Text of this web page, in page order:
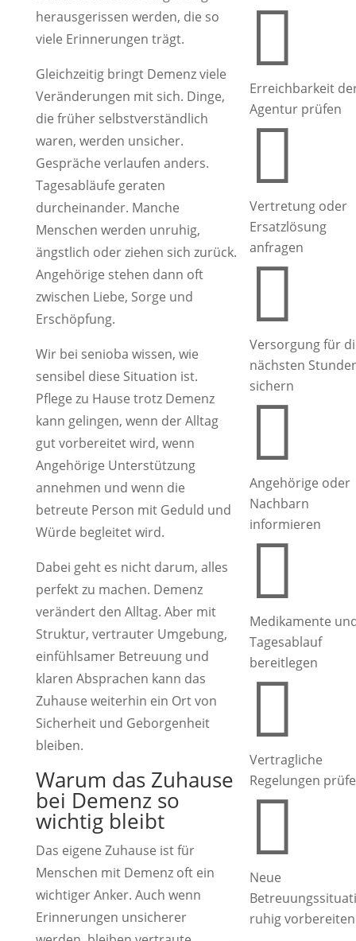
herausgerissen werden, die so
viele Erinnerungen trägt.
Gleichzeitig bringt Demenz viele
Veränderungen mit sich. Dinge,
die früher selbstverständlich
waren, werden unsicher.
Gespräche verlaufen anders.
Tagesabläufe geraten
durcheinander. Manche
Menschen werden unruhig,
ängstlich oder ziehen sich zurück.
Angehörige stehen dann oft
zwischen Liebe, Sorge und
Erschöpfung.
Wir bei senioba wissen, wie
sensibel diese Situation ist.
Pflege zu Hause trotz Demenz
kann gelingen, wenn der Alltag
gut vorbereitet wird, wenn
Angehörige Unterstützung
annehmen und wenn die
betreute Person mit Geduld und
Würde begleitet wird.
Dabei geht es nicht darum, alles
perfekt zu machen. Demenz
verändert den Alltag. Aber mit
Struktur, vertrauter Umgebung,
einfühlsamer Betreuung und
klaren Absprachen kann das
Zuhause weiterhin ein Ort von
Sicherheit und Geborgenheit
bleiben.
Warum das Zuhause
bei Demenz so
wichtig bleibt
Das eigene Zuhause ist für
Menschen mit Demenz oft ein
wichtiger Anker. Auch wenn
Erinnerungen unsicherer

Erreichbarkeit
Agentur prüfen

Vertretung oder
Ersatzlösung
anfragen

Versorgung für
nächsten
sichern

Angehörige oder
Nachbarn
informieren

Medikamente
Tagesablauf
bereitlegen

Vertragliche
Regelungen

Neue
ruhig vorbereiten